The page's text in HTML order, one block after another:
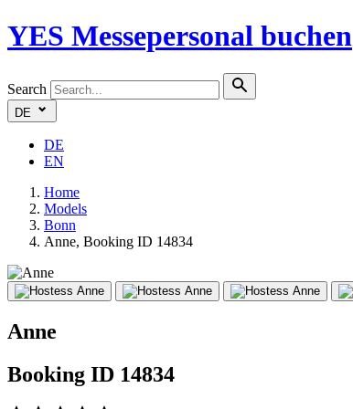
YES Messepersonal buchen
Search
DE
DE
EN
Home
Models
Bonn
Anne, Booking ID 14834
Anne
Booking ID 14834